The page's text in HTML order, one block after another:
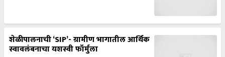
शेळीपालनाची ‘SIP’- ग्रामीण भागातील आर्थिक
स्वावलंबनाचा यशस्वी फॉर्मुला